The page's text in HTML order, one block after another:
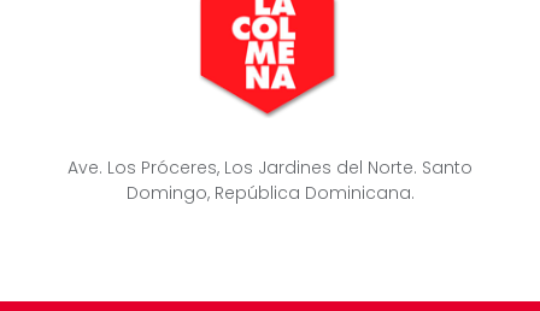
Ave. Los Próceres, Los Jardines del Norte. Santo
Domingo, República Dominicana.